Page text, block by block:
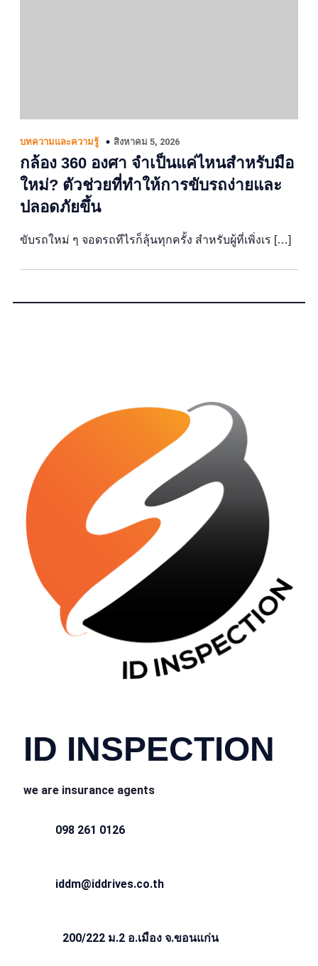
บทความและความรู้ สิงหาคม 5, 2026
กล้อง 360 องศา จำเป็นแค่ไหนสำหรับมือ
ใหม่? ตัวช่วยที่ทำให้การขับรถง่ายและ
ปลอดภัยขึ้น
ขับรถใหม่ ๆ จอดรถทีไรก็ลุ้นทุกครั้ง สำหรับผู้ที่เพิ่งเร […]
ID INSPECTION
we are insurance agents
098 261 0126
iddm@iddrives.co.th
200/222 ม.2 อ.เมือง จ.ขอนแก่น